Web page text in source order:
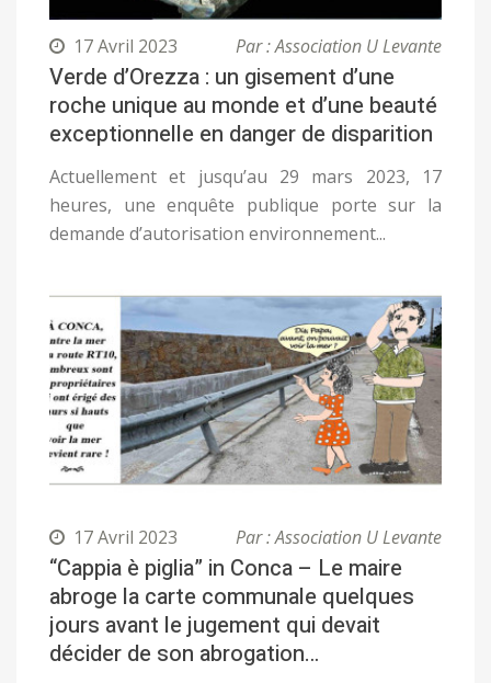
17 Avril 2023 Par : Association U Levante
Verde d’Orezza : un gisement d’une
roche unique au monde et d’une beauté
exceptionnelle en danger de disparition
Actuellement et jusqu’au 29 mars 2023, 17
heures, une enquête publique porte sur la
demande d’autorisation environnement...
17 Avril 2023 Par : Association U Levante
“Cappia è piglia” in Conca – Le maire
abroge la carte communale quelques
jours avant le jugement qui devait
décider de son abrogation…